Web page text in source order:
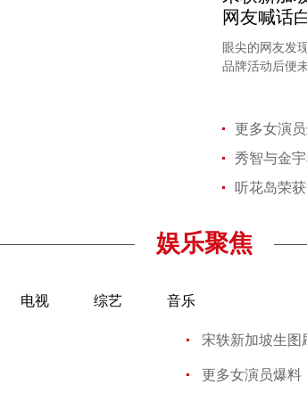
网友喊话
眼尖的网友发
品牌活动后便
娱乐聚焦
电视 综艺 音乐